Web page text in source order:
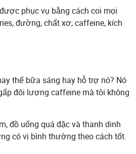
phục vụ bằng cách coi mọi
đường, chất xơ, caffeine, kích
thế bữa sáng hay hỗ trợ nó? Nó
đôi lượng caffeine mà tôi không
đồ uống quá đặc và thanh dinh
có vị bình thường theo cách tốt.